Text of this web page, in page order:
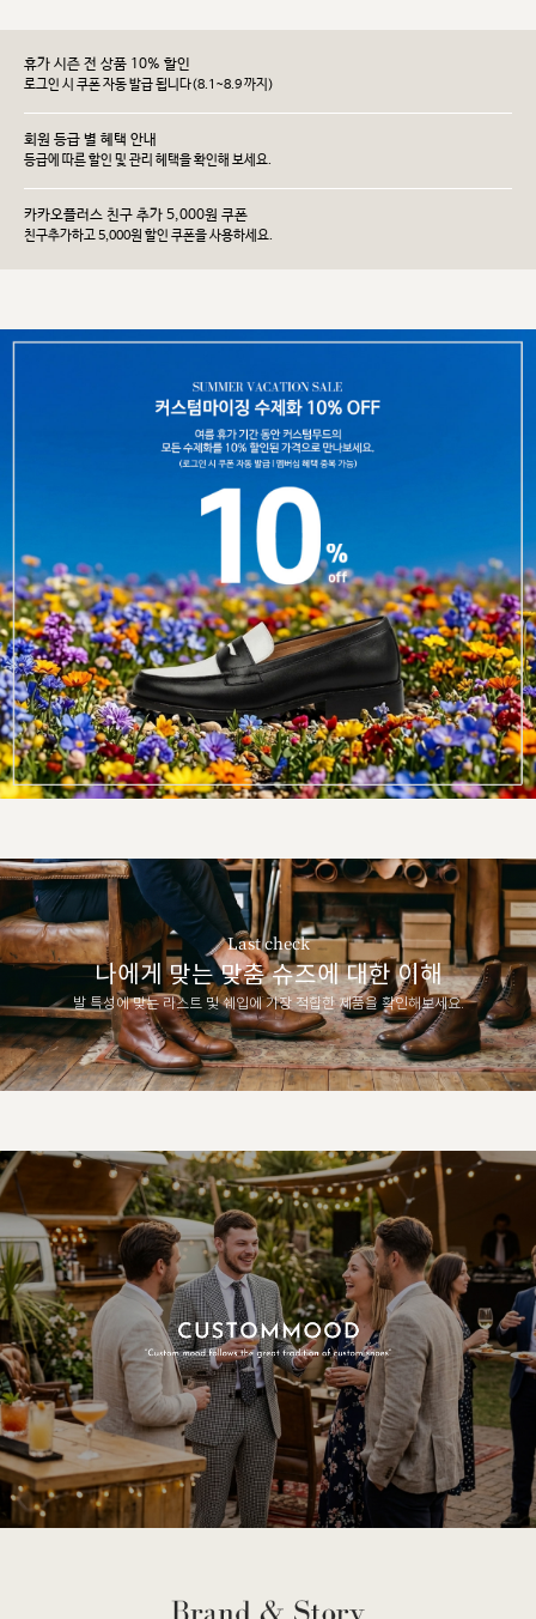
휴가 시즌 전 상품 10% 할인
로그인 시 쿠폰 자동 발급 됩니다(8.1~8.9 까지)
회원 등급 별 혜택 안내
등급에 따른 할인 및 관리 헤택을 확인해 보세요.
카카오플러스 친구 추가 5,000원 쿠폰
친구추가하고 5,000원 할인 쿠폰을 사용하세요.
Last check
나에게 맞는 맞춤 슈즈에 대한 이해
발 특성에 맞는 라스트 및 쉐입에 가장 적합한 제품을 확인해보세요.